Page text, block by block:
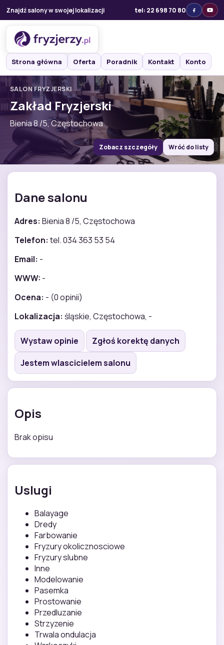
Znajdź salony w swojej lokalizacji tel: 22 698 70 80
Strona główna Oferta Poradnik Kontakt Konto
SALON FRYZJERSKI
Zakład Fryzjerski
Bienia 8 /5, Częstochowa
Zobacz szczegóły Wróć do listy
Dane salonu
Adres: Bienia 8 /5, Częstochowa
Telefon: tel. 034 363 53 54
Email: -
WWW: -
Ocena: - (0 opinii)
Lokalizacja: śląskie, Częstochowa, -
Wystaw opinie
Zgłoś korektę danych
Jestem wlascicielem salonu
Opis
Brak opisu
Uslugi
Balayage
Dredy
Farbowanie
Fryzury okolicznosciowe
Fryzury slubne
Inne
Modelowanie
Pasemka
Prostowanie
Przedluzanie
Strzyzenie
Trwala ondulacja